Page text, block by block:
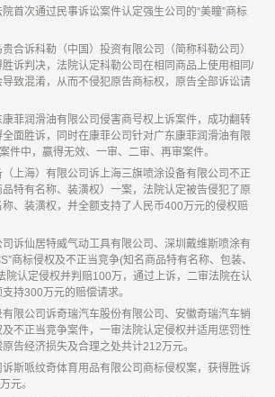
首次通过民事诉讼案件认定强生公司的“美瞳”商标
合诉科勒（中国）投资有限公司（简称科勒公司）
诉判决，法院认定科勒公司在相同商品上使用相同/
致混淆，从而不侵犯原告商标权，原告全部诉讼请
菲润滑油有限公司侵害商号权上诉案件，成功翻转
面胜诉，同时在康菲公司针对广东康菲润滑油有限
件中，赢得无效、一审、二审、再审案件。
上海）有限公司诉上海三旗喷涂设备有限公司不正
特有名称、装潢权）一案，法院认定被告侵犯了原
、装潢权，并全额支持了人民币400万元的侵权赔
诉仙居特威气动工具有限公司、深圳戴维斯喷涂有
商标侵权及不正当竞争(知名商品特有名称、包装、
院认定侵权并判赔100万，通过上诉，二审法院在认
持300万元的赔偿请求。
限公司诉奇瑞汽车股份有限公司、安徽奇瑞汽车销
不正当竞争案件，一审法院认定侵权并适用惩罚性
告经济损失及合理之处共计212万元。
斯哌纹奇体育用品有限公司商标侵权案，获得胜诉
元。